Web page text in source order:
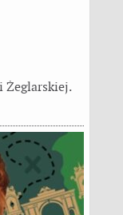
Żeglarskiej.